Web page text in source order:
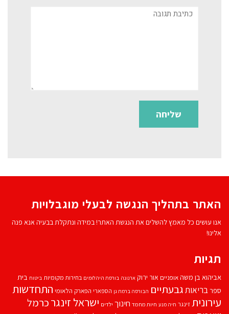
תגובה
האתר בתהליך הנגשה לבעלי מוגבלויות
אנו עושים כל מאמץ להשלים את הנגשת האתר! במידה ונתקלת בבעיה אנא פנה
אלינו!
תגיות
אביהוא בן משהאופניים אור ירוק ארנונה בורסת היהלומים בחירות מקומיות ביטוח בית
ספרבריאותגבעתיים הבורסה ברמת גן הספארי הפארק הלאומי התחדשות
עירוניתזינגר חיה מנע חיות מחמד חינוך ילדים ישראל זינגרכרמל